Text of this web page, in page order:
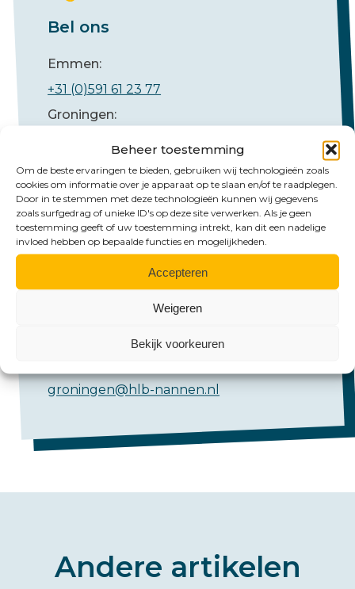
Beheer toestemming
Om de beste ervaringen te bieden, gebruiken wij technologieën zoals
cookies om informatie over je apparaat op te slaan en/of te raadplegen.
Door in te stemmen met deze technologieën kunnen wij gegevens
zoals surfgedrag of unieke ID's op deze site verwerken. Als je geen
toestemming geeft of uw toestemming intrekt, kan dit een nadelige
invloed hebben op bepaalde functies en mogelijkheden.
Accepteren
Weigeren
Bekijk voorkeuren
Bel ons
Emmen:
+31 (0)591 61 23 77
Groningen:
emmen@hlb-nannen.nl
groningen@hlb-nannen.nl
Andere artikelen